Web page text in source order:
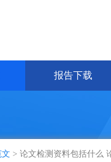
报告下载
> 论文检测资料包括什么